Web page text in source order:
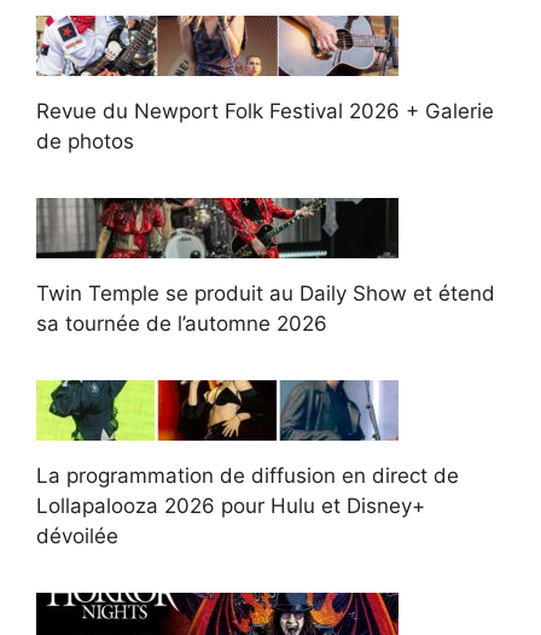
Revue du Newport Folk Festival 2026 + Galerie
de photos
Twin Temple se produit au Daily Show et étend
sa tournée de l’automne 2026
La programmation de diffusion en direct de
Lollapalooza 2026 pour Hulu et Disney+
dévoilée